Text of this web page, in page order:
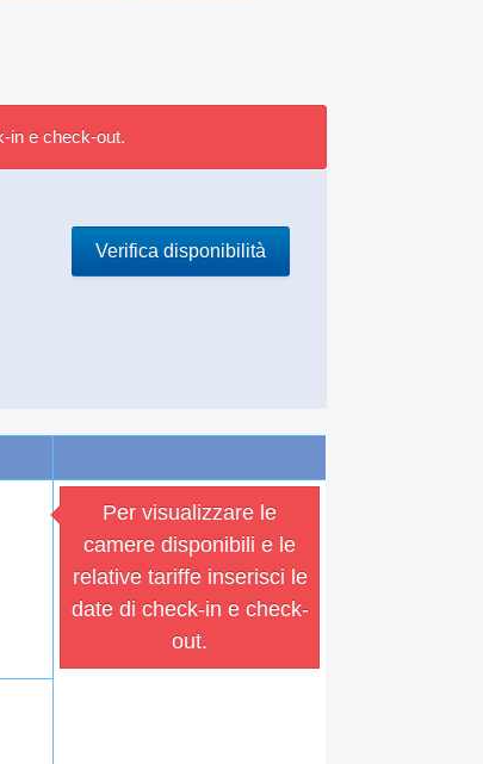
in e check-out.
Verifica disponibilità
Per visualizzare le
camere disponibili e le
relative tariffe inserisci le
date di check-in e check-
out.